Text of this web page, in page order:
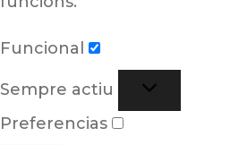
Funcional
Sempre actiu
Preferencias